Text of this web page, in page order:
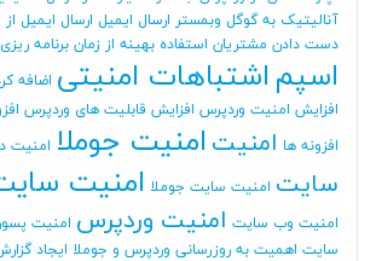
آنالیتیک به گوگل وبمستر ارسال ایمیل ارسال ایمیل
دست دادن مشتریان استفاده بهینه از زمان برنامه ریزی
اسپم اشتباهات امنیتی اضافه
افزایش امنیت وردپرس افزایش قابلیت های وردپرس
افزونه ها امنیت امنیت جوملا امنیت
سایت امنیت سایت جوملا امنیت
امنیت وب سایت امنیت وردپرس امنیت
سایت اهمیت به روزرسانی وردپرس و جوملا ایجاد